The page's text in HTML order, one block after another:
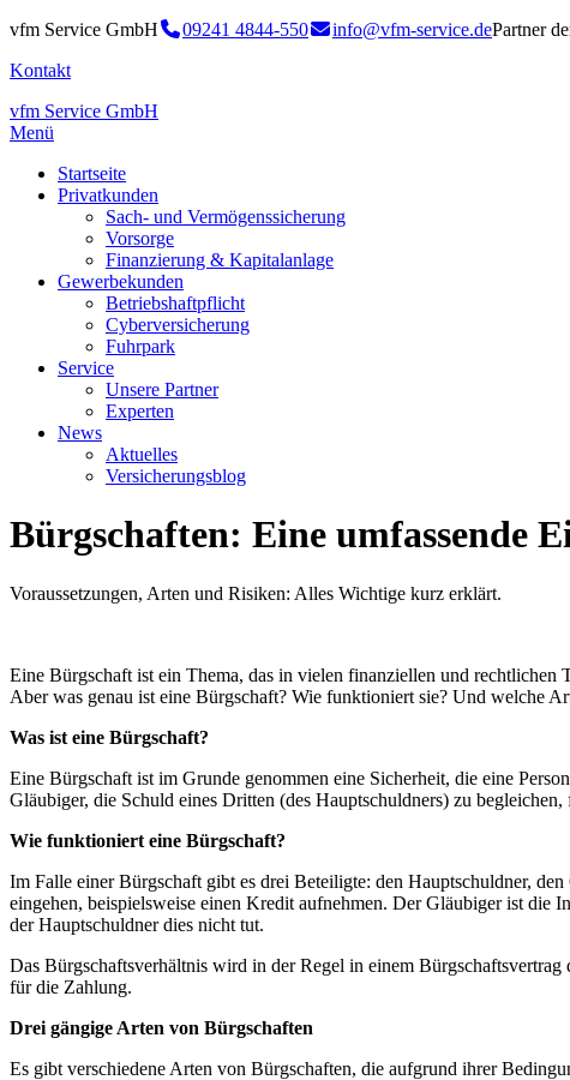
vfm Service GmbH 09241 4844-550 info@vfm-service.dePartner
Kontakt
vfm Service GmbH
Menü
Startseite
Privatkunden
Sach- und Vermögenssicherung
Vorsorge
Finanzierung & Kapitalanlage
Gewerbekunden
Betriebshaftpflicht
Cyberversicherung
Fuhrpark
Service
Unsere Partner
Experten
News
Aktuelles
Versicherungsblog
Bürgschaften: Eine umfassende
Voraussetzungen, Arten und Risiken: Alles Wichtige kurz erklärt.
Eine Bürgschaft ist ein Thema, das in vielen finanziellen und
Aber was genau ist eine Bürgschaft? Wie funktioniert sie? Und welche
Was ist eine Bürgschaft?
Eine Bürgschaft ist im Grunde genommen eine Sicherheit, die eine
Gläubiger, die Schuld eines Dritten (des Hauptschuldners) zu
Wie funktioniert eine Bürgschaft?
Im Falle einer Bürgschaft gibt es drei Beteiligte: den Hauptschuldner,
eingehen, beispielsweise einen Kredit aufnehmen. Der Gläubiger ist
der Hauptschuldner dies nicht tut.
Das Bürgschaftsverhältnis wird in der Regel in einem
für die Zahlung.
Drei gängige Arten von Bürgschaften
Es gibt verschiedene Arten von Bürgschaften, die aufgrund ihrer